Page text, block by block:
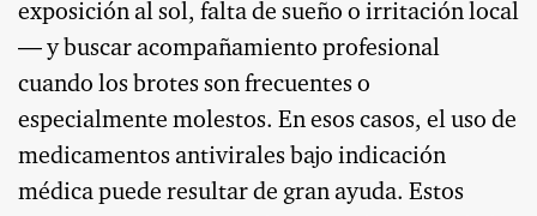
exposición al sol, falta de sueño o irritación local
— y buscar acompañamiento profesional
cuando los brotes son frecuentes o
especialmente molestos. En esos casos, el uso de
medicamentos antivirales bajo indicación
médica puede resultar de gran ayuda. Estos